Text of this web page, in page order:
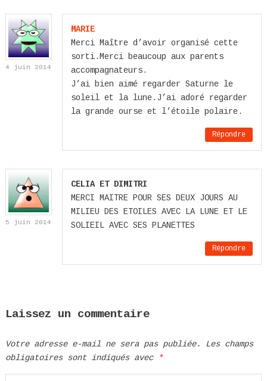
4 juin 2014
MARIE
Merci Maître d’avoir organisé cette
sorti.Merci beaucoup aux parents
accompagnateurs.
J’ai bien aimé regarder Saturne le
soleil et la lune.J’ai adoré regarder
la grande ourse et l’étoile polaire.
Répondre
5 juin 2014
CELIA ET DIMITRI
MERCI MAITRE POUR SES DEUX JOURS AU
MILIEU DES ETOILES AVEC LA LUNE ET LE
SOLIEIL AVEC SES PLANETTES
Répondre
Laissez un commentaire
Votre adresse e-mail ne sera pas publiée.
Les champs
obligatoires sont indiqués avec
*